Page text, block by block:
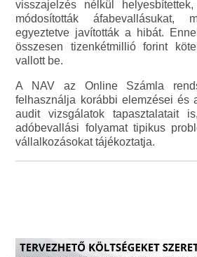
visszajelzés nélkül
módosították áfabevallásukat,
egyeztetve javították a hibát.
összesen tizenkétmillió forint
vallott be.
A NAV az Online Számla
felhasználja korábbi elemzései és
audit vizsgálatok tapasztalatait
adóbevallási folyamat tipikus
vállalkozásokat tájékoztatja.